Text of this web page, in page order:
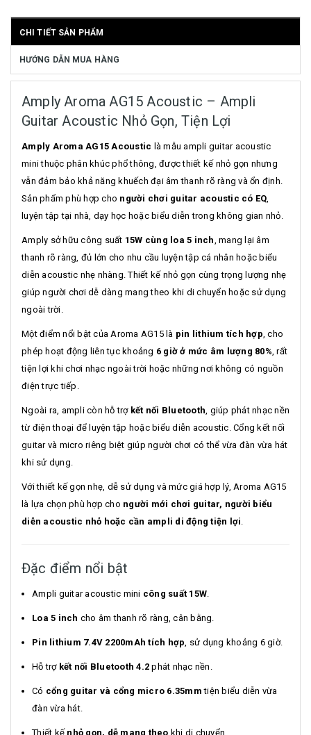
CHI TIẾT SẢN PHẨM
HƯỚNG DẪN MUA HÀNG
Amply Aroma AG15 Acoustic – Ampli
Guitar Acoustic Nhỏ Gọn, Tiện Lợi
Amply Aroma AG15 Acoustic là mẫu ampli guitar acoustic
mini thuộc phân khúc phổ thông, được thiết kế nhỏ gọn nhưng
vẫn đảm bảo khả năng khuếch đại âm thanh rõ ràng và ổn định.
Sản phẩm phù hợp cho người chơi guitar acoustic có EQ,
luyện tập tại nhà, dạy học hoặc biểu diễn trong không gian nhỏ.
Amply sở hữu công suất 15W cùng loa 5 inch, mang lại âm
thanh rõ ràng, đủ lớn cho nhu cầu luyện tập cá nhân hoặc biểu
diễn acoustic nhẹ nhàng. Thiết kế nhỏ gọn cùng trọng lượng nhẹ
giúp người chơi dễ dàng mang theo khi di chuyển hoặc sử dụng
ngoài trời.
Một điểm nổi bật của Aroma AG15 là pin lithium tích hợp, cho
phép hoạt động liên tục khoảng 6 giờ ở mức âm lượng 80%, rất
tiện lợi khi chơi nhạc ngoài trời hoặc những nơi không có nguồn
điện trực tiếp.
Ngoài ra, ampli còn hỗ trợ kết nối Bluetooth, giúp phát nhạc nền
từ điện thoại để luyện tập hoặc biểu diễn acoustic. Cổng kết nối
guitar và micro riêng biệt giúp người chơi có thể vừa đàn vừa hát
khi sử dụng.
Với thiết kế gọn nhẹ, dễ sử dụng và mức giá hợp lý, Aroma AG15
là lựa chọn phù hợp cho người mới chơi guitar, người biểu
diễn acoustic nhỏ hoặc cần ampli di động tiện lợi.
Đặc điểm nổi bật
Ampli guitar acoustic mini công suất 15W.
Loa 5 inch cho âm thanh rõ ràng, cân bằng.
Pin lithium 7.4V 2200mAh tích hợp, sử dụng khoảng 6 giờ.
Hỗ trợ kết nối Bluetooth 4.2 phát nhạc nền.
Có cổng guitar và cổng micro 6.35mm tiện biểu diễn vừa
đàn vừa hát.
Thiết kế nhỏ gọn, dễ mang theo khi di chuyển.